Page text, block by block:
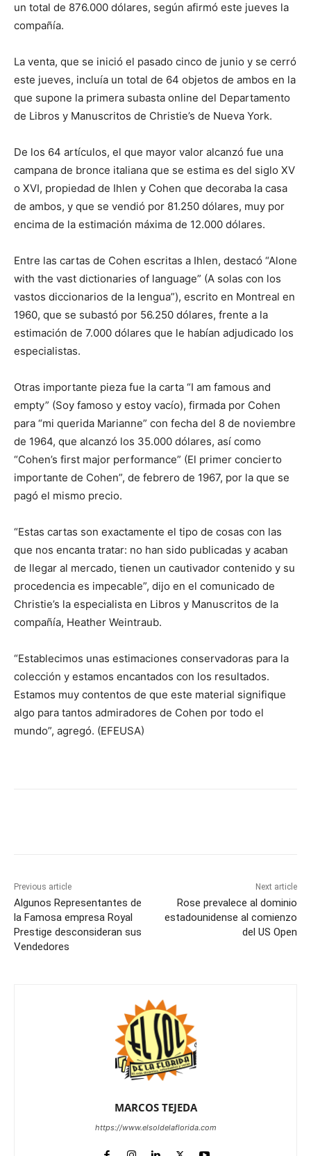
un total de 876.000 dólares, según afirmó este jueves la
compañía.
La venta, que se inició el pasado cinco de junio y se cerró
este jueves, incluía un total de 64 objetos de ambos en la
que supone la primera subasta online del Departamento
de Libros y Manuscritos de Christie’s de Nueva York.
De los 64 artículos, el que mayor valor alcanzó fue una
campana de bronce italiana que se estima es del siglo XV
o XVI, propiedad de Ihlen y Cohen que decoraba la casa
de ambos, y que se vendió por 81.250 dólares, muy por
encima de la estimación máxima de 12.000 dólares.
Entre las cartas de Cohen escritas a Ihlen, destacó “Alone
with the vast dictionaries of language” (A solas con los
vastos diccionarios de la lengua”), escrito en Montreal en
1960, que se subastó por 56.250 dólares, frente a la
estimación de 7.000 dólares que le habían adjudicado los
especialistas.
Otras importante pieza fue la carta “I am famous and
empty” (Soy famoso y estoy vacío), firmada por Cohen
para “mi querida Marianne” con fecha del 8 de noviembre
de 1964, que alcanzó los 35.000 dólares, así como
“Cohen’s first major performance” (El primer concierto
importante de Cohen”, de febrero de 1967, por la que se
pagó el mismo precio.
“Estas cartas son exactamente el tipo de cosas con las
que nos encanta tratar: no han sido publicadas y acaban
de llegar al mercado, tienen un cautivador contenido y su
procedencia es impecable”, dijo en el comunicado de
Christie’s la especialista en Libros y Manuscritos de la
compañía, Heather Weintraub.
“Establecimos unas estimaciones conservadoras para la
colección y estamos encantados con los resultados.
Estamos muy contentos de que este material signifique
algo para tantos admiradores de Cohen por todo el
mundo”, agregó. (EFEUSA)
Previous article
Algunos Representantes de
la Famosa empresa Royal
Prestige desconsideran sus
Vendedores
Next article
Rose prevalece al dominio
estadounidense al comienzo
del US Open
MARCOS TEJEDA
https://www.elsoldelaflorida.com